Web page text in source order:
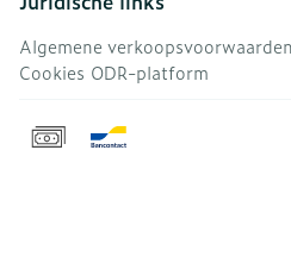
Algemene verkoopsvoorwaarden
Cookies ODR-platform